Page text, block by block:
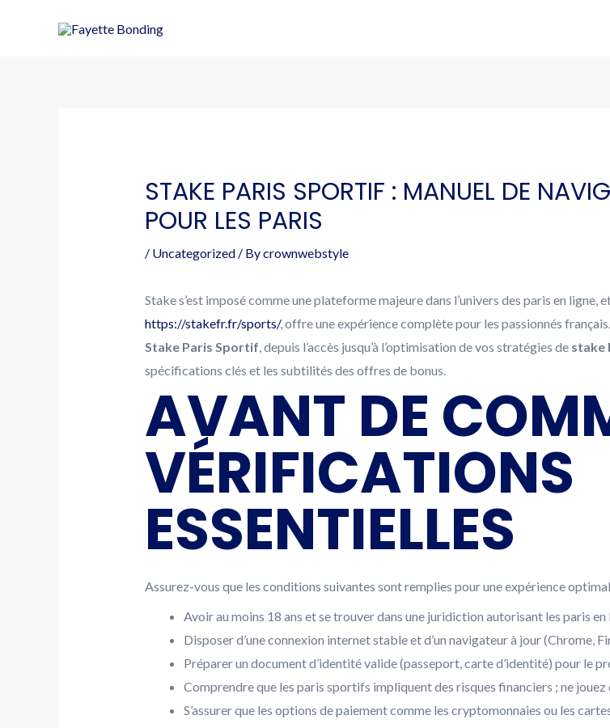
STAKE PARIS SPORTIF : MANUEL DE
POUR LES PARIS
/ Uncategorized/ Bycrownwebstyle
Stake s’est imposé comme une plateforme majeure dans l’univers des paris en ligne,
https://stakefr.fr/sports/, offre une expérience complète pour les passionnés
Stake Paris Sportif, depuis l’accès jusqu’à l’optimisation de vos stratégies de stake
spécifications clés et les subtilités des offres de bonus.
AVANT DE
VÉRIFICATIONS
ESSENTIELLES
Assurez-vous que les conditions suivantes sont remplies pour une expérience
Avoir au moins 18 ans et se trouver dans une juridiction autorisant les paris en
Disposer d’une connexion internet stable et d’un navigateur à jour (Chrome,
Préparer un document d’identité valide (passeport, carte d’identité) pour le
Comprendre que les paris sportifs impliquent des risques financiers ; ne
S’assurer que les options de paiement comme les cryptomonnaies ou les